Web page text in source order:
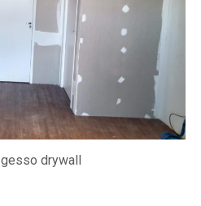
drywall